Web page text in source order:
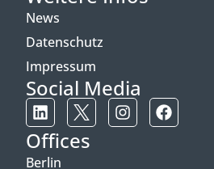
News
Datenschutz
Impressum
Social Media
Offices
Berlin